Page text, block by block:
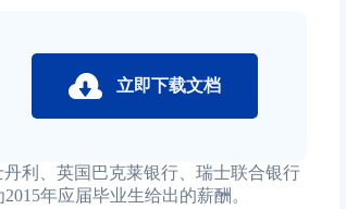
立即下载文档
利、英国巴克莱银行、瑞士联合银行
年应届毕业生给出的薪酬。